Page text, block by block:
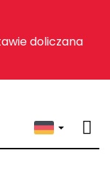
doliczana